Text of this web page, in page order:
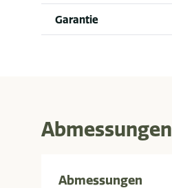
Garantie
Abmessungen
Abmessungen